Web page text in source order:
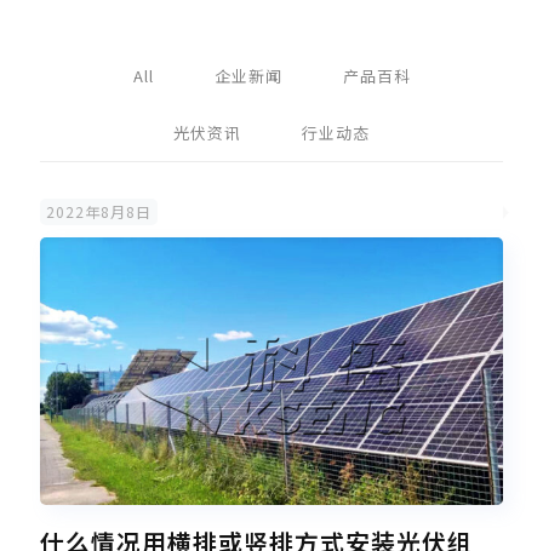
All 企业新闻 产品百科
光伏资讯 行业动态
2022年8月8日
什么情况用横排或竖排方式安装光伏组